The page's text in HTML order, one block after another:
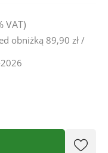
VAT)
obniżką 89,90 zł /